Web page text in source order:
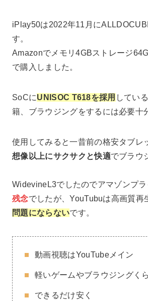
iPlay50は2022年11月に
す。
Amazonでメモリ4GBストレージ
で購入しました。
SoCにUNISOC T618を採用 してい
籍、ブラウジングをするには必要十
使用してみると一昔前の格安タブ
想像以上にサクサクと快適でブラウ
WidevineL3でしたのでアマゾンプ
残念でしたが、YouTubuは高画質再
問題にならないです。
動画視聴はYouTubeメイン
軽いゲームやブラウジングく
できるだけ安く